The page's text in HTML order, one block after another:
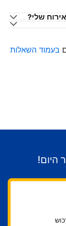
שלי?
בעמוד השאלות
היום!